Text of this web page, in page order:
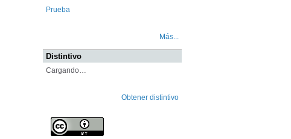
Prueba
Más...
Distintivo
Cargando…
Obtener distintivo